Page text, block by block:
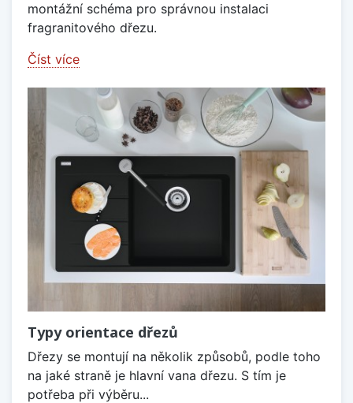
montážní schéma pro správnou instalaci
fragranitového dřezu.
Číst více
Typy orientace dřezů
Dřezy se montují na několik způsobů, podle toho
na jaké straně je hlavní vana dřezu. S tím je
potřeba při výběru...